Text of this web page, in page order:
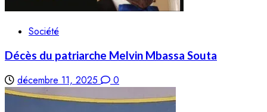
Société
Décès du patriarche Melvin Mbassa Souta
décembre 11, 2025 0